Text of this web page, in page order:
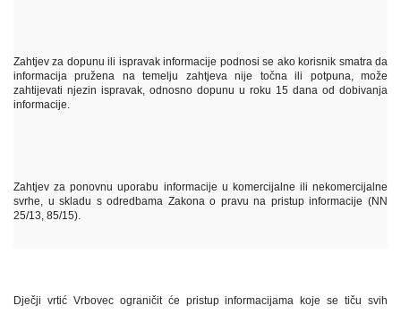
Zahtjev za dopunu ili ispravak informacije podnosi se ako korisnik smatra da
informacija pružena na temelju zahtjeva nije točna ili potpuna, može
zahtijevati njezin ispravak, odnosno dopunu u roku 15 dana od dobivanja
informacije.
Zahtjev za ponovnu uporabu informacije u komercijalne ili nekomercijalne
svrhe, u skladu s odredbama Zakona o pravu na pristup informacije (NN
25/13, 85/15).
Dječji vrtić Vrbovec ograničit će pristup informacijama koje se tiču svih